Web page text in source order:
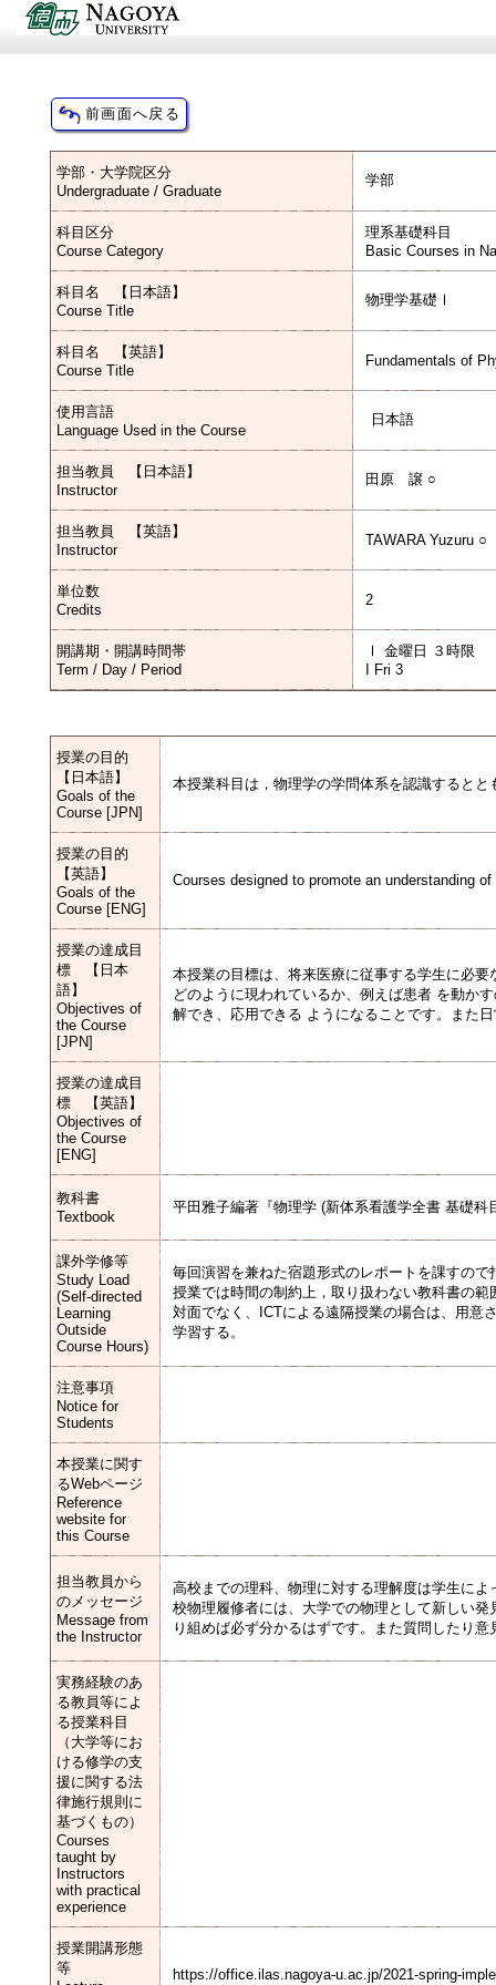
学部・大学院区分
Undergraduate / Graduate
学部
科目区分
Course Category
理系基礎科目
Basic Courses in
科目名 【日本語】
Course Title
物理学基礎Ⅰ
科目名 【英語】
Course Title
Fundamentals of
使用言語
Language Used in the Course
日本語
担当教員 【日本語】
Instructor
田原 譲 ○
担当教員 【英語】
Instructor
TAWARA Yuzuru ○
単位数
Credits
2
開講期・開講時間帯
Term / Day / Period
Ⅰ 金曜日 ３時限
I Fri 3
授業の目的
【日本語】
Goals of the
Course [JPN]
本授業科目は，物理学の学問体系を認識すると
授業の目的
【英語】
Goals of the
Course [ENG]
Courses designed to promote an understanding
授業の達成目
標 【日本
語】
Objectives of
the Course
[JPN]
本授業の目標は、将来医療に従事する学生に必
どのように現われているか、例えば患者 を動か
解でき、応用できる ようになることです。また
授業の達成目
標 【英語】
Objectives of
the Course
[ENG]
教科書
Textbook
平田雅子編著『物理学 (新体系看護学全書 基礎科
課外学修等
Study Load
(Self-directed
Learning
Outside
Course Hours)
毎回演習を兼ねた宿題形式のレポートを課すの
授業では時間の制約上，取り扱わない教科書の範
対面でなく、ICTによる遠隔授業の場合は、用意
学習する。
注意事項
Notice for
Students
本授業に関す
るWebページ
Reference
website for
this Course
担当教員から
のメッセージ
Message from
the Instructor
高校までの理科、物理に対する理解度は学生に
校物理履修者には、大学での物理として新しい
り組めば必ず分かるはずです。また質問したり
実務経験のあ
る教員等によ
る授業科目
（大学等にお
ける修学の支
援に関する法
律施行規則に
基づくもの）
Courses
taught by
Instructors
with practical
experience
授業開講形態
等
https://office.ilas.nagoya-u.ac.jp/2021-spring-